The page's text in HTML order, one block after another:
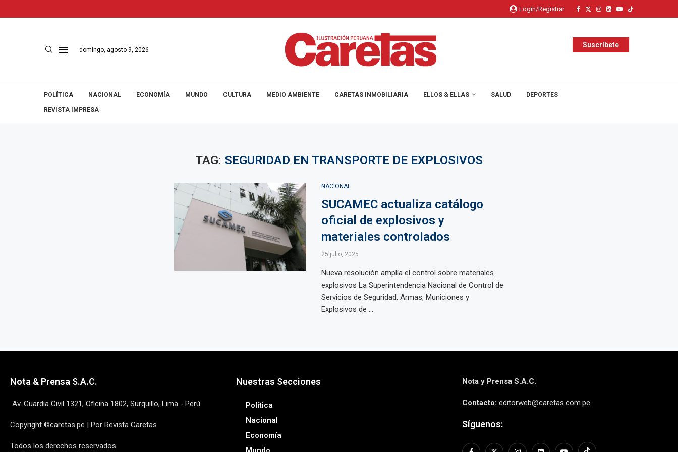
Login/Registrar
domingo, agosto 9, 2026
Suscríbete
POLÍTICA NACIONAL ECONOMÍA MUNDO CULTURA MEDIO AMBIENTE CARETAS INMOBILIARIA ELLOS & ELLAS SALUD DEPORTES
REVISTA IMPRESA
TAG: SEGURIDAD EN TRANSPORTE DE EXPLOSIVOS
NACIONAL
SUCAMEC actualiza catálogo
oficial de explosivos y
materiales controlados
25 julio, 2025
Nueva resolución amplía el control sobre materiales
explosivos La Superintendencia Nacional de Control de
Servicios de Seguridad, Armas, Municiones y
Explosivos de ...
Nota & Prensa S.A.C.
Av. Guardia Civil 1321, Oficina 1802, Surquillo, Lima - Perú
Copyright ©caretas.pe | Por Revista Caretas
Todos los derechos reservados
Nuestras Secciones
Política
Nacional
Economía
Nota y Prensa S.A.C.
Contacto: editorweb@caretas.com.pe
Síguenos: